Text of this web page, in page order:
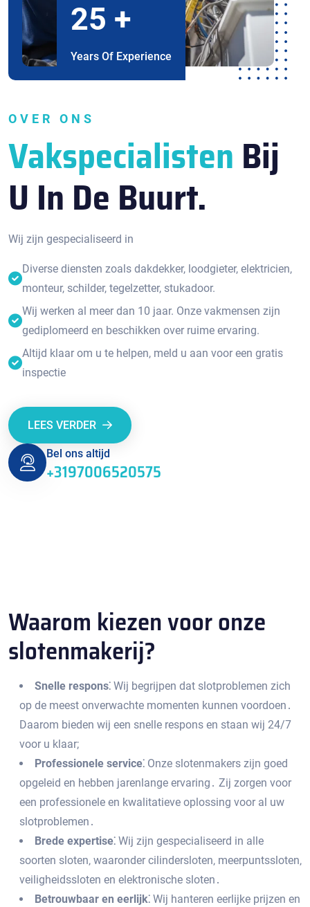
25 +
Years Of Experience
OVER ONS
Vakspecialisten Bij
U In De Buurt.
Wij zijn gespecialiseerd in
Diverse diensten zoals dakdekker, loodgieter, elektricien,
monteur, schilder, tegelzetter, stukadoor.
Wij werken al meer dan 10 jaar. Onze vakmensen zijn
gediplomeerd en beschikken over ruime ervaring.
Altijd klaar om u te helpen, meld u aan voor een gratis
inspectie
LEES VERDER
Bel ons altijd
+3197006520575
Waarom kiezen voor onze
slotenmakerij?​
Snelle respons⁚ Wij begrijpen dat slotproblemen zich
op de meest onverwachte momenten kunnen voordoen․
Daarom bieden wij een snelle respons en staan wij 24/7
voor u klaar;
Professionele service⁚ Onze slotenmakers zijn goed
opgeleid en hebben jarenlange ervaring․ Zij zorgen voor
een professionele en kwalitatieve oplossing voor al uw
slotproblemen․
Brede expertise⁚ Wij zijn gespecialiseerd in alle
soorten sloten‚ waaronder cilindersloten‚ meerpuntssloten‚
veiligheidssloten en elektronische sloten․
Betrouwbaar en eerlijk⁚ Wij hanteren eerlijke prijzen en